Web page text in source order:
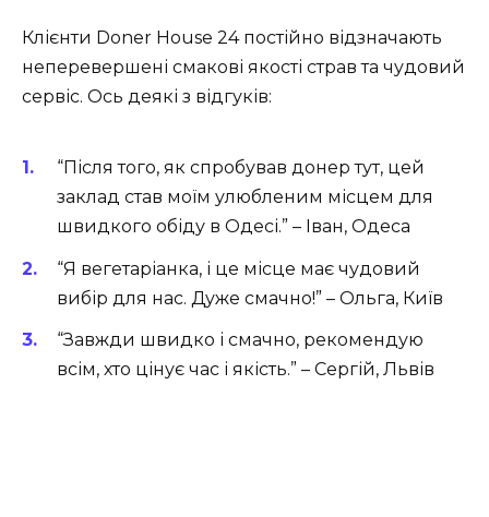
Клієнти Doner House 24 постійно відзначають
неперевершені смакові якості страв та чудовий
сервіс. Ось деякі з відгуків:
“Після того, як спробував донер тут, цей
заклад став моїм улюбленим місцем для
швидкого обіду в Одесі.” – Іван, Одеса
“Я вегетаріанка, і це місце має чудовий
вибір для нас. Дуже смачно!” – Ольга, Київ
“Завжди швидко і смачно, рекомендую
всім, хто цінує час і якість.” – Сергій, Львів